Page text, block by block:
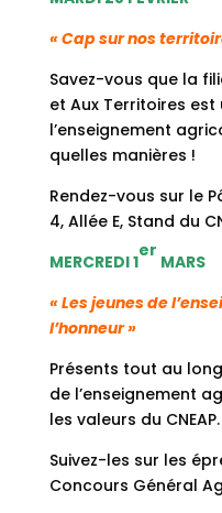
« Cap sur nos
Savez-vous que la
et Aux Territoires
l’enseignement
quelles manières !
Rendez-vous sur le
4, Allée E, Stand du
MERCREDI 1
er
MARS
« Les jeunes de
l’honneur »
Présents tout au
de l’enseignement
les valeurs du CNEAP.
Suivez-les sur les
Concours Général